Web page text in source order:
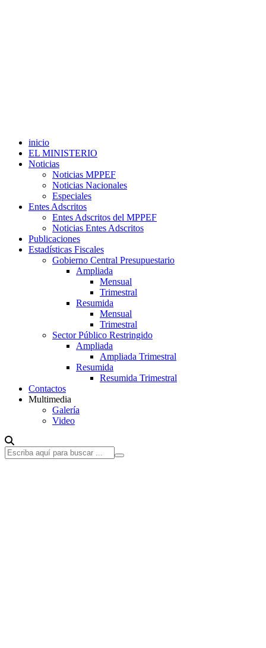
inicio
EL MINISTERIO
Noticias
Noticias MPPEF
Noticias Nacionales
Especiales
Entes Adscritos
Entes Adscritos del MPPEF
Noticias Entes Adscritos
Publicaciones
Estadísticas Fiscales
Gobierno Central Presupuestario
Ampliada
Mensual
Trimestral
Resumida
Mensual
Trimestral
Sector Público Restringido
Ampliada
Ampliada Trimestral
Resumida
Resumida Trimestral
Contactos
Multimedia
Galería
Video